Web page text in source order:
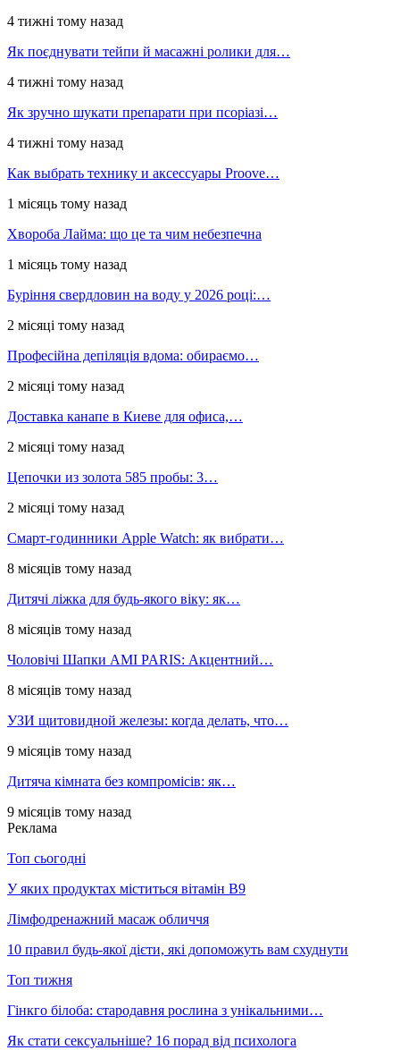
4 тижні тому назад
Як поєднувати тейпи й масажні ролики для…
4 тижні тому назад
Як зручно шукати препарати при псоріазі…
4 тижні тому назад
Как выбрать технику и аксессуары Proove…
1 місяць тому назад
Хвороба Лайма: що це та чим небезпечна
1 місяць тому назад
Буріння свердловин на воду у 2026 році:…
2 місяці тому назад
Професійна депіляція вдома: обираємо…
2 місяці тому назад
Доставка канапе в Киеве для офиса,…
2 місяці тому назад
Цепочки из золота 585 пробы: 3…
2 місяці тому назад
Смарт-годинники Apple Watch: як вибрати…
8 місяців тому назад
Дитячі ліжка для будь-якого віку: як…
8 місяців тому назад
Чоловічі Шапки AMI PARIS: Акцентний…
8 місяців тому назад
УЗИ щитовидной железы: когда делать, что…
9 місяців тому назад
Дитяча кімната без компромісів: як…
9 місяців тому назад
Реклама
Топ сьогодні
У яких продуктах міститься вітамін В9
Лімфодренажний масаж обличчя
10 правил будь-якої дієти, які допоможуть вам схуднути
Топ тижня
Гінкго білоба: стародавня рослина з унікальними…
Як стати сексуальніше? 16 порад від психолога